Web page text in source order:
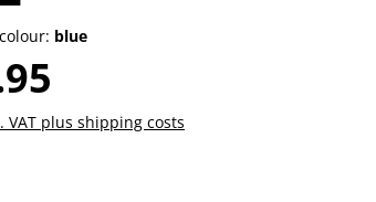
colour: blue
VAT plus shipping costs